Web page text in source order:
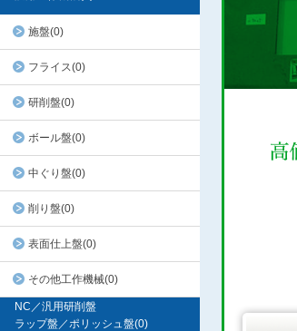
施盤(0)
フライス(0)
研削盤(0)
ボール盤(0)
中ぐり盤(0)
削り盤(0)
表面仕上盤(0)
その他工作機械(0)
NC／汎用研削盤
ラップ盤／ポリッシュ盤(0)